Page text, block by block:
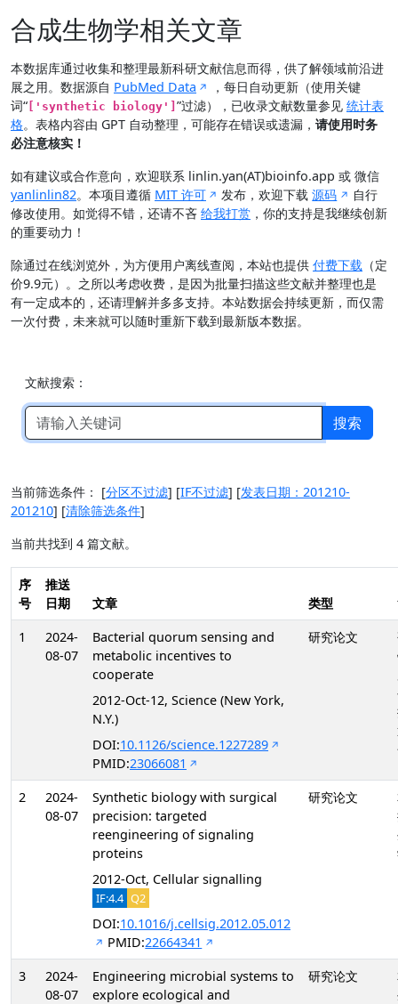
合成生物学相关文章
本数据库通过收集和整理最新科研文献信息而得，供了解领域前沿进
展之用。数据源自 PubMed Data
，每日自动更新（使用关键
词“ ['synthetic biology'] ”过滤），已收录文献数量参见 统计表
格。表格内容由 GPT 自动整理，可能存在错误或遗漏， 请使用时务
必注意核实！
如有建议或合作意向，欢迎联系 linlin.yan(AT)bioinfo.app 或 微信
yanlinlin82。本项目遵循 MIT 许可 发布，欢迎下载源码
自行
修改使用。如觉得不错，还请不吝 给我打赏 ，你的支持是我继续创新
的重要动力！
除通过在线浏览外，为方便用户离线查阅，本站也提供 付费下载 （定
价9.9元）。之所以考虑收费，是因为批量扫描这些文献并整理也是
有一定成本的，还请理解并多多支持。本站数据会持续更新，而仅需
一次付费，未来就可以随时重新下载到最新版本数据。
文献搜索：
搜索
当前筛选条件： [分区不过滤] [IF不过滤] [发表日期：201210-
201210] [清除筛选条件]
当前共找到 4 篇文献。
序
号
推送
日期
文章 类型
1
2024-
08-07
Bacterial quorum sensing and
metabolic incentives to
cooperate
2012-Oct-12, Science (New York,
N.Y.)
DOI:10.1126/science.1227289
PMID:23066081
研究论文
2
2024-
08-07
Synthetic biology with surgical
precision: targeted
reengineering of signaling
proteins
2012-Oct, Cellular signalling
IF:4.4 Q2
DOI:10.1016/j.cellsig.2012.05.012
PMID:22664341
研究论文
3
2024-
08-07
Engineering microbial systems to
explore ecological and
研究论文